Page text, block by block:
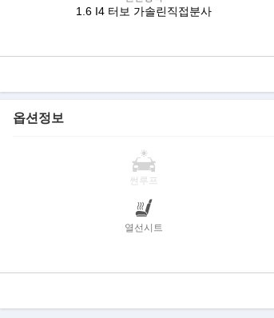
1.6 I4 터보 가솔린직접분사
옵션정보
썬루프
열선시트